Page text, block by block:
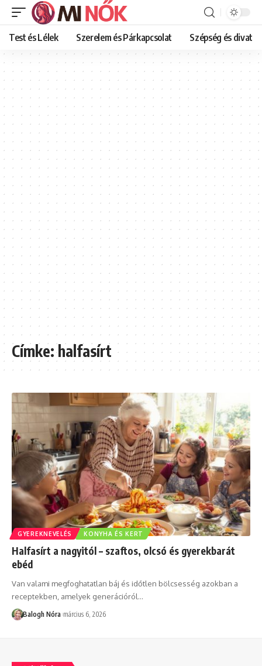
Test és Lélek Szerelem és Párkapcsolat Szépség és divat
Címke:halfasírt
GYEREKNEVELÉS KONYHA ÉS KERT
Halfasírt a nagyitól – szaftos, olcsó és gyerekbarát
ebéd
Van valami megfoghatatlan báj és időtlen bölcsesség azokban a
receptekben, amelyek generációról…
Balogh Nóra március 6, 2026